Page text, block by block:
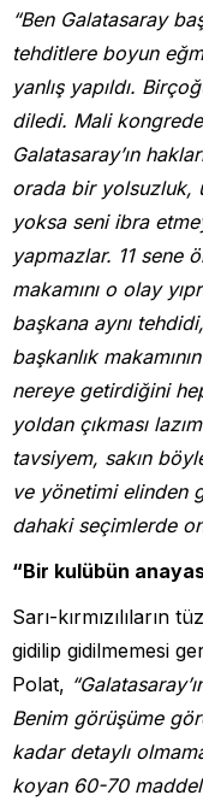
“Ben Galatasaray
tehditlere boyun
yanlış yapıldı.
diledi. Mali
Galatasaray’ın
orada bir yolsuzluk,
yoksa seni ibra
yapmazlar. 11 sene
makamını o olay
başkana aynı
başkanlık makamının
nereye getirdiğini
yoldan çıkması
tavsiyem, sakın
ve yönetimi elinden
dahaki seçimlerde
“Bir kulübün
Sarı-kırmızılıların
gidilip gidilmemesi
Polat,
Benim görüşüme
kadar detaylı
koyan 60-70